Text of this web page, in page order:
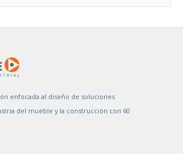
enfocada al diseño de soluciones
del mueble y la construcción con 60